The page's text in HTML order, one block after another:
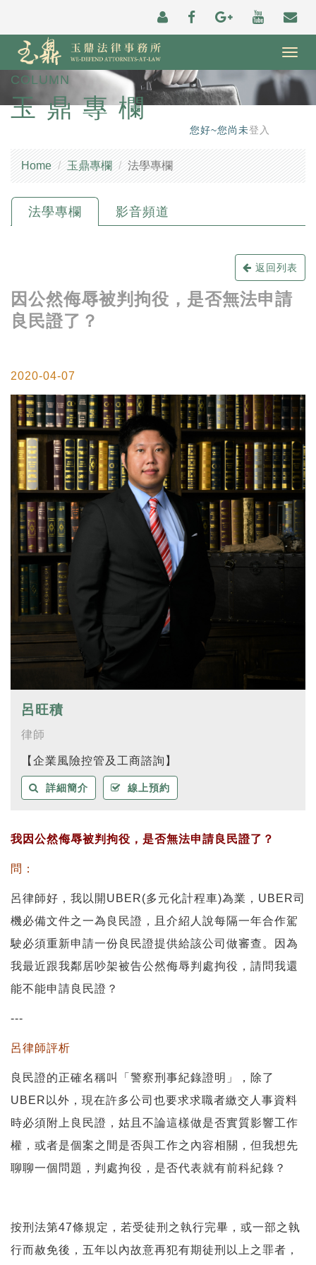
COLUMN
玉鼎專欄
您好~您尚未登入
Home 玉鼎專欄 法學專欄
法學專欄 影音頻道
返回列表
因公然侮辱被判拘役，是否無法申請
良民證了？
2020-04-07
呂旺積
律師
【企業風險控管及工商諮詢】
詳細簡介 線上預約
我因公然侮辱被判拘役，是否無法申請良民證了？
問：
呂律師好，我以開UBER(多元化計程車)為業，UBER司
機必備文件之一為良民證，且介紹人說每隔一年合作駕
駛必須重新申請一份良民證提供給該公司做審查。因為
我最近跟我鄰居吵架被告公然侮辱判處拘役，請問我還
能不能申請良民證？
---
呂律師評析
良民證的正確名稱叫「警察刑事紀錄證明」，除了
UBER以外，現在許多公司也要求求職者繳交人事資料
時必須附上良民證，姑且不論這樣做是否實質影響工作
權，或者是個案之間是否與工作之內容相關，但我想先
聊聊一個問題，判處拘役，是否代表就有前科紀錄？
按刑法第47條規定，若受徒刑之執行完畢，或一部之執
行而赦免後，五年以內故意再犯有期徒刑以上之罪者，